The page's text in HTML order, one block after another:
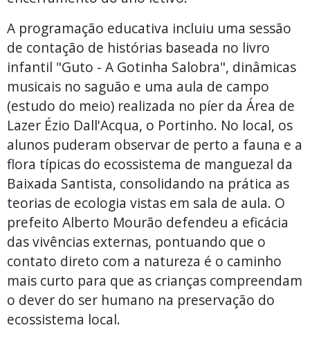
A programação educativa incluiu uma sessão
de contação de histórias baseada no livro
infantil "Guto - A Gotinha Salobra", dinâmicas
musicais no saguão e uma aula de campo
(estudo do meio) realizada no píer da Área de
Lazer Ézio Dall'Acqua, o Portinho. No local, os
alunos puderam observar de perto a fauna e a
flora típicas do ecossistema de manguezal da
Baixada Santista, consolidando na prática as
teorias de ecologia vistas em sala de aula. O
prefeito Alberto Mourão defendeu a eficácia
das vivências externas, pontuando que o
contato direto com a natureza é o caminho
mais curto para que as crianças compreendam
o dever do ser humano na preservação do
ecossistema local.